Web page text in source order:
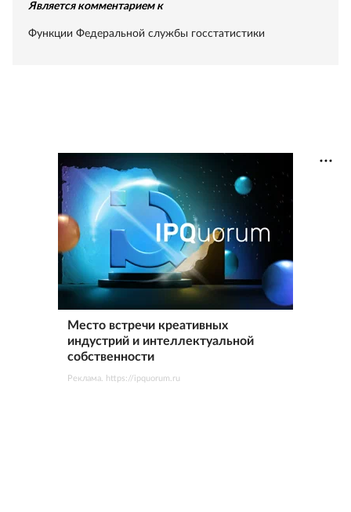
Является комментарием к
Функции Федеральной службы госстатистики
Место встречи креативных
индустрий и интеллектуальной
собственности
Реклама. https://ipquorum.ru